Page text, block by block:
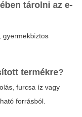
tárolni az e-
gyermekbiztos
termékre?
furcsa íz vagy
forrásból.